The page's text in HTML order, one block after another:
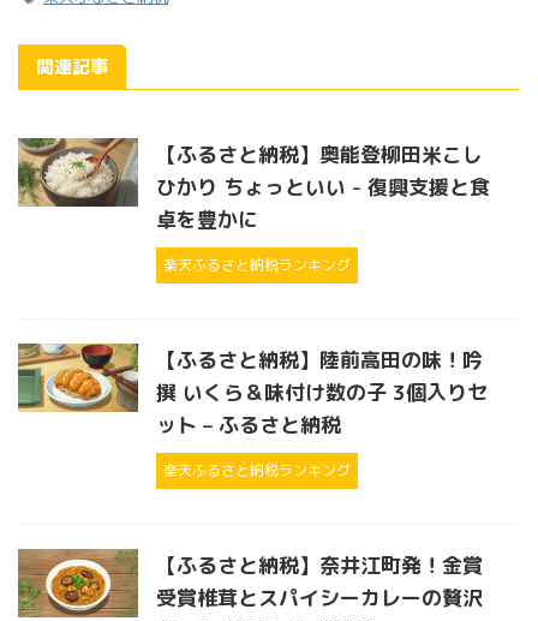
関連記事
【ふるさと納税】奥能登柳田米こし
ひかり ちょっといい - 復興支援と食
卓を豊かに
楽天ふるさと納税ランキング
【ふるさと納税】陸前高田の味！吟
撰 いくら＆味付け数の子 3個入りセ
ット – ふるさと納税
楽天ふるさと納税ランキング
【ふるさと納税】奈井江町発！金賞
受賞椎茸とスパイシーカレーの贅沢